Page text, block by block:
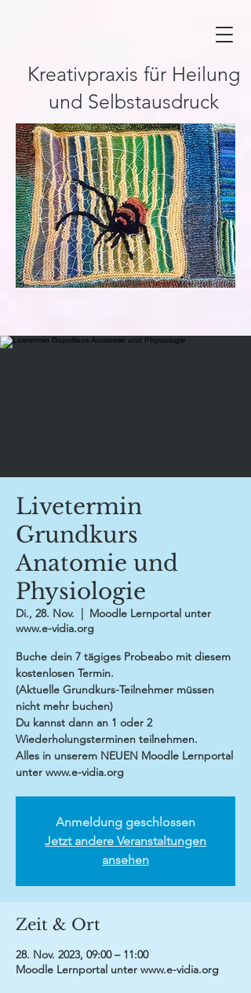
Kreativpraxis für Heilung
und Selbstausdruck
Livetermin
Grundkurs
Anatomie und
Physiologie
Di., 28. Nov.
  |
Moodle Lernportal unter
www.e-vidia.org
Buche dein 7 tägiges Probeabo mit diesem
kostenlosen Termin.
(Aktuelle Grundkurs-Teilnehmer müssen
nicht mehr buchen)
Du kannst dann an 1 oder 2
Wiederholungsterminen teilnehmen.
Alles in unserem NEUEN Moodle Lernportal
Anmeldung geschlossen
Jetzt andere Veranstaltungen
ansehen
Zeit & Ort
28. Nov. 2023, 09:00 – 11:00
Moodle Lernportal unter www.e-vidia.org